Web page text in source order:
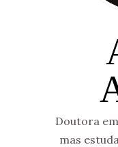
Doutora
mas